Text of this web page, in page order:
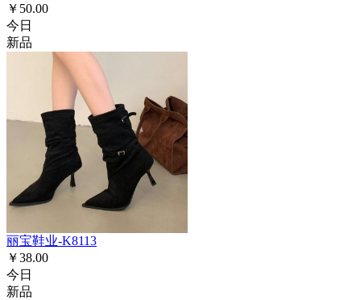
￥50.00
今日
新品
丽宝鞋业-K8113
￥38.00
今日
新品